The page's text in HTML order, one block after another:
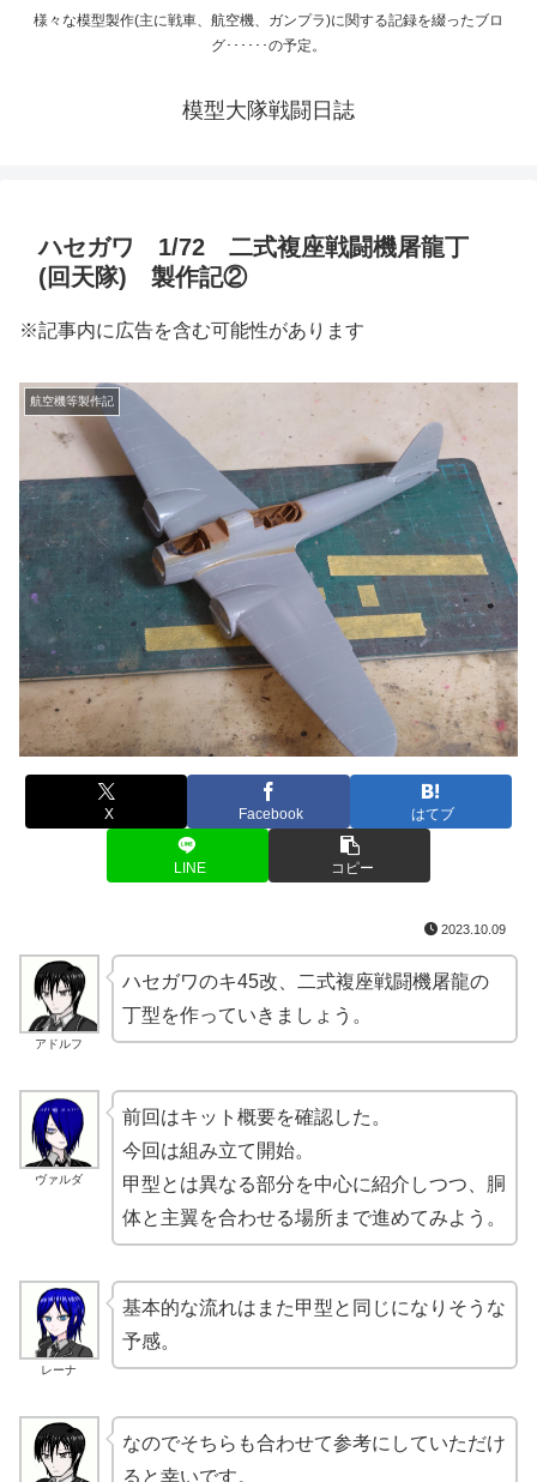
様々な模型製作(主に戦車、航空機、ガンプラ)に関する記録を綴ったブロ
グ･･････の予定。
模型大隊戦闘日誌
ハセガワ 1/72 二式複座戦闘機屠龍丁
(回天隊) 製作記②
※記事内に広告を含む可能性があります
航空機等製作記
X Facebook はてブ
LINE コピー
2023.10.09
アドルフ
ハセガワのキ45改、二式複座戦闘機屠龍の
丁型を作っていきましょう。
ヴァルダ
前回はキット概要を確認した。
今回は組み立て開始。
甲型とは異なる部分を中心に紹介しつつ、胴
体と主翼を合わせる場所まで進めてみよう。
レーナ
基本的な流れはまた甲型と同じになりそうな
予感。
なのでそちらも合わせて参考にしていただけ
ると幸いです。